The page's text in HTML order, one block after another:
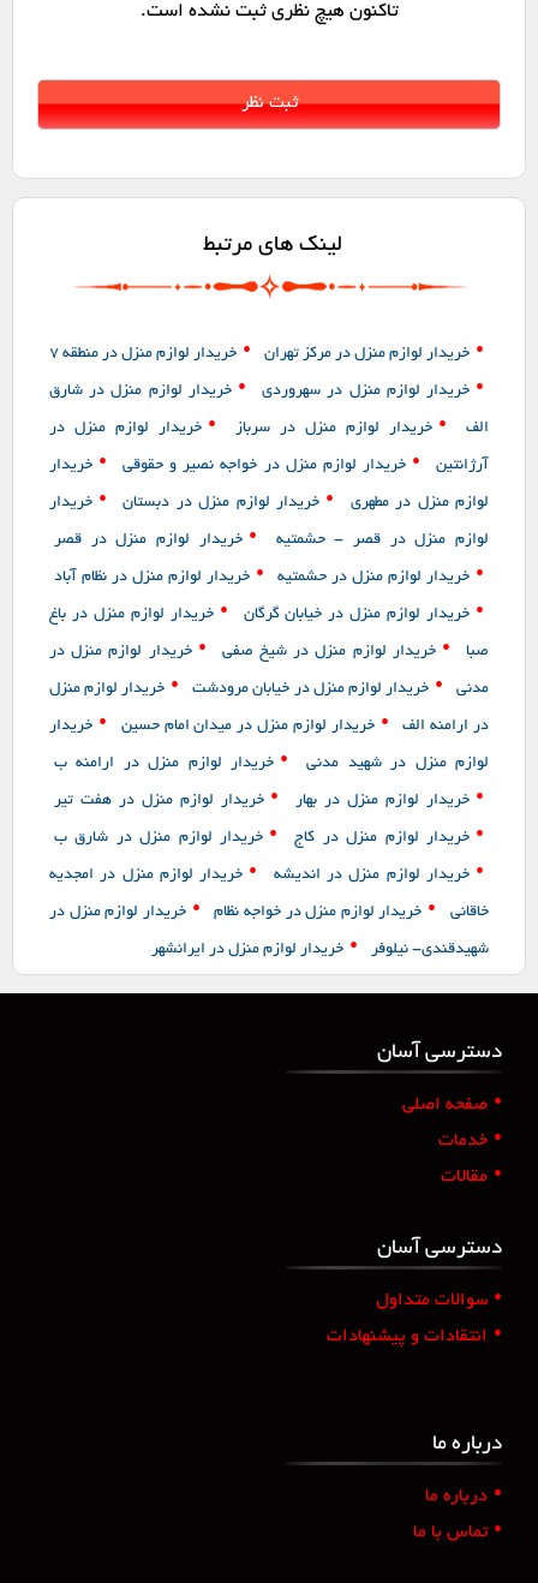
تاکنون هیچ نظری ثبت نشده است.
لینک های مرتبط
• خریدار لوازم منزل در مرکز تهران • خریدار لوازم منزل در منطقه 7
• خریدار لوازم منزل در سهروردی • خریدار لوازم منزل در شارق
الف • خریدار لوازم منزل در سرباز • خریدار لوازم منزل در
آرژانتین • خریدار لوازم منزل در خواجه نصیر و حقوقی • خریدار
لوازم منزل در مطهری • خریدار لوازم منزل در دبستان • خریدار
لوازم منزل در قصر - حشمتیه • خریدار لوازم منزل در قصر
• خریدار لوازم منزل در حشمتیه • خریدار لوازم منزل در نظام آباد
• خریدار لوازم منزل در خیابان گرگان • خریدار لوازم منزل در باغ
صبا • خریدار لوازم منزل در شیخ صفی • خریدار لوازم منزل در
مدنی • خریدار لوازم منزل در خیابان مرودشت • خریدار لوازم منزل
در ارامنه الف • خریدار لوازم منزل در میدان امام حسین • خریدار
لوازم منزل در شهید مدنی • خریدار لوازم منزل در ارامنه ب
• خریدار لوازم منزل در بهار • خریدار لوازم منزل در هفت تیر
• خریدار لوازم منزل در کاج • خریدار لوازم منزل در شارق ب
• خریدار لوازم منزل در اندیشه • خریدار لوازم منزل در امجدیه
خاقانی • خریدار لوازم منزل در خواجه نظام • خریدار لوازم منزل در
شهیدقندی- نیلوفر • خریدار لوازم منزل در ایرانشهر
دسترسی آسان
• صفحه اصلی
• خدمات
• مقالات
دسترسی آسان
• سوالات متداول
• انتقادات و پیشنهادات
درباره ما
• درباره ما
• تماس با ما